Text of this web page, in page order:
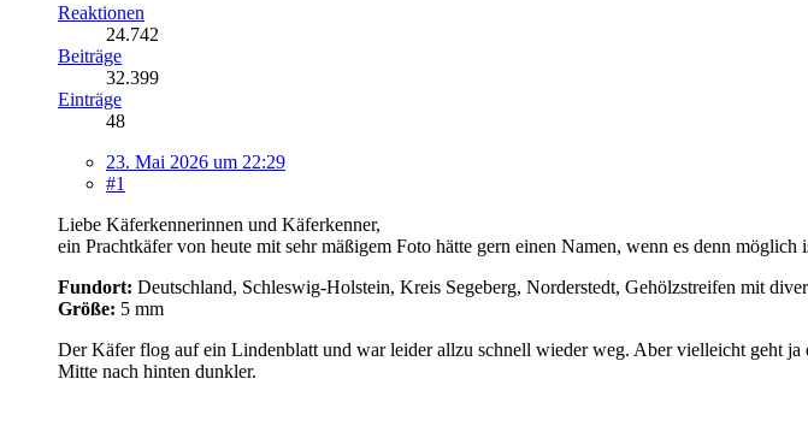
Reaktionen
24.742
Beiträge
32.399
Einträge
48
23. Mai 2026 um 22:29
#1
Liebe Käferkennerinnen und Käferkenner,
ein Prachtkäfer von heute mit sehr mäßigem Foto hätte gern einen Namen, wenn es denn möglich
Fundort: Deutschland, Schleswig-Holstein, Kreis Segeberg, Norderstedt, Gehölzstreifen mit
Größe: 5 mm
Der Käfer flog auf ein Lindenblatt und war leider allzu schnell wieder weg. Aber vielleicht geht
Mitte nach hinten dunkler.